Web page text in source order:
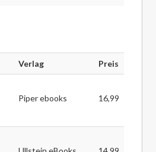
Verlag Preis
Piper ebooks 16,99